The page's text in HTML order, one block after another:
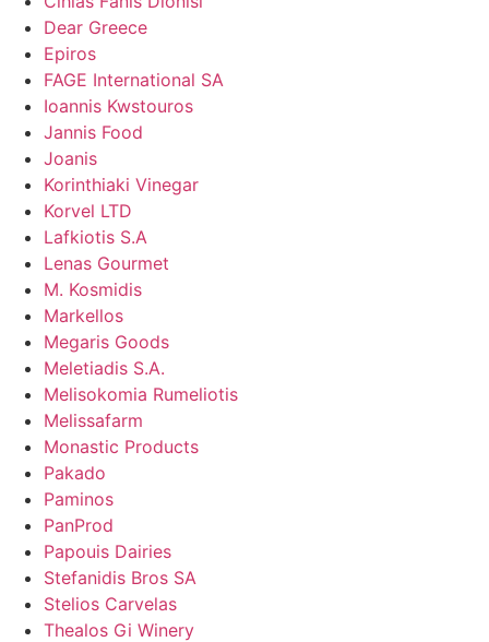
Dear Greece
Epiros
FAGE International SA
Ioannis Kwstouros
Jannis Food
Joanis
Korinthiaki Vinegar
Korvel LTD
Lafkiotis S.A
Lenas Gourmet
M. Kosmidis
Markellos
Megaris Goods
Meletiadis S.A.
Melisokomia Rumeliotis
Melissafarm
Monastic Products
Pakado
Paminos
PanProd
Papouis Dairies
Stefanidis Bros SA
Stelios Carvelas
Thealos Gi Winery